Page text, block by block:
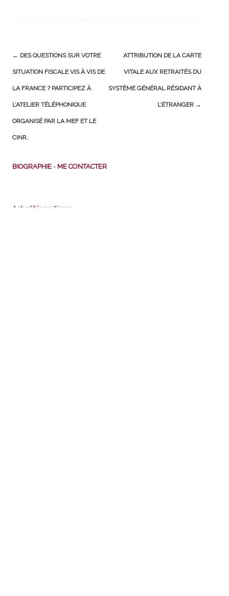
Post
navigation
← DES QUESTIONS SUR VOTRE
SITUATION FISCALE VIS À VIS DE
LA FRANCE ? PARTICIPEZ À
L’ATELIER TÉLÉPHONIQUE
ORGANISÉ PAR LA MEF ET LE
CINR.
ATTRIBUTION DE LA CARTE
VITALE AUX RETRAITÉS DU
SYSTÈME GÉNÉRAL RÉSIDANT À
L’ÉTRANGER →
BIOGRAPHIE - ME CONTACTER
Actualités pratiques